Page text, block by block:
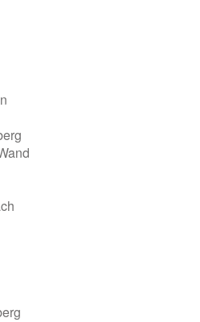
(vollständig
(vollständig
(vollständig
(vollständig
(vollständig